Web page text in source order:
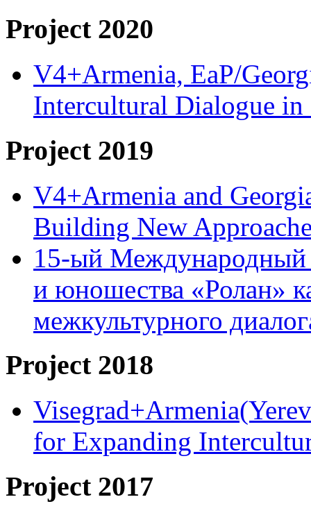
Project 2020
V4+Armenia, EaP/
Intercultural Dialogue
Project 2019
V4+Armenia and
Building New
15-ый Международный
и юношества «Ролан»
межкультурного
Project 2018
for Expanding
Project 2017